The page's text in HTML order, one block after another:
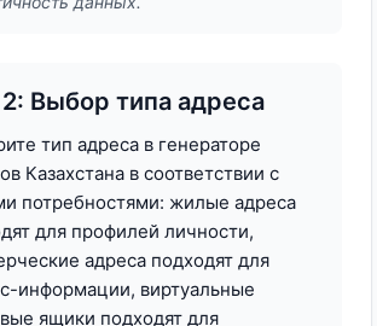
Выбор типа адреса
тип адреса в генераторе
Казахстана в соответствии с
потребностями: жилые адреса
для профилей личности,
адреса подходят для
информации, виртуальные
ящики подходят для